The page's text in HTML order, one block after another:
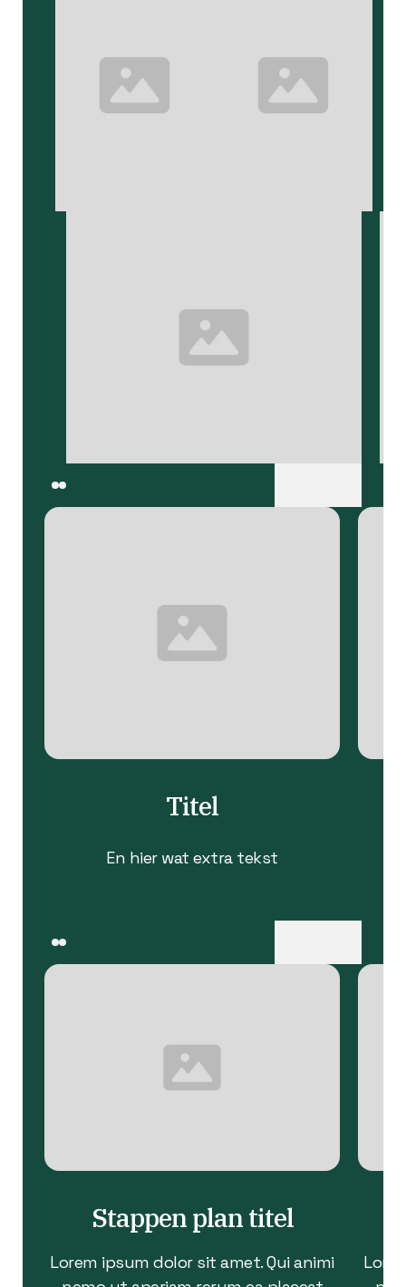
Titel
En hier wat extra tekst
Stappen plan titel
Lorem ipsum dolor sit amet. Qui animi